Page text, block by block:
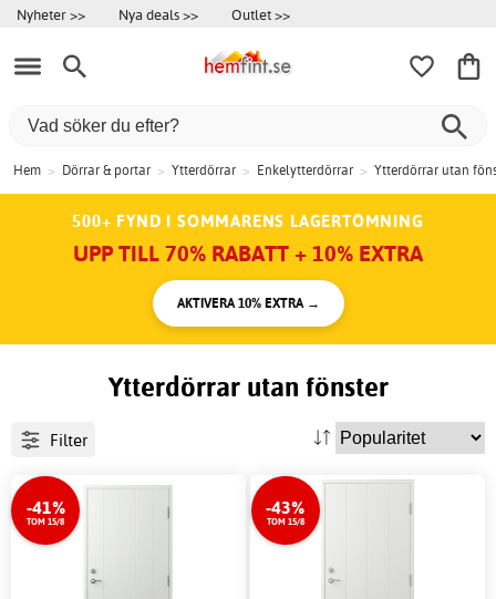
Nyheter >> Nya deals >> Outlet >>
Hem > Dörrar & portar > Ytterdörrar > Enkelytterdörrar > Ytterdörrar utan
500+ FYND I SOMMARENS LAGERTÖMNING
UPP TILL 70% RABATT + 10% EXTRA
AKTIVERA 10% EXTRA →
Ytterdörrar utan fönster
Filter
-41%
TOM 15/8
-43%
TOM 15/8